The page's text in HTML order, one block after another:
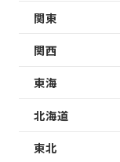
関東
関西
東海
北海道
東北